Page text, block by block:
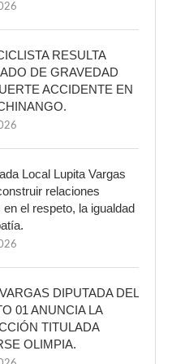
RESULTA
DE GRAVEDAD
ACCIDENTE EN
Local Lupita Vargas
relaciones
en el respeto, la igualdad
DIPUTADA DEL
01 ANUNCIA LA
TITULADA
OLIMPIA.